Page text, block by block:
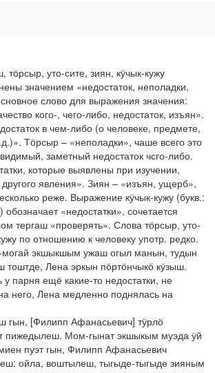
уто-сите, зиян, кӱчык-кужу
значением «недостаток, неполадки,
слово для выражения значения:
кого-, чего-либо, недостаток, изъян».
в чем-либо (о человеке, предмете,
Тӧрсыр – «неполадки», чаше всего это
заметный недостаток чсго-либо.
которые выявлены при изучении,
другого явления». Зиян – «изъян, ущерб»,
реже. Выражение кӱчык-кужу (букв.:
«недостатки», сочетается
тергаш «проверять». Слова тӧрсыр, уто-
по отношению к человеку употр. редко.
могай экшыкшым ужаш огыл манын, тудын
тоштде, Лена эркын пӧртӧнчыкӧ кӱзыш.
у парня ещё какие-то недостатки, не
него, Лена медленно поднялась на
гын, [Филипп Афанасьевич] тӱрлӧ
пижедылеш. Мом-гынат экшыкым муэда ӱй
пуэт гын, Филипп Афанасьевич
ойла, воштылеш, тыгыде-тыгыде зияным